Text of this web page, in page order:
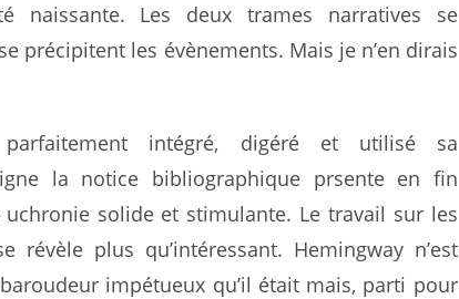
naissante. Les deux trames narratives se
précipitent les évènements. Mais je n’en dirais
intégré, digéré et utilisé sa
la notice bibliographique prsente en fin
uchronie solide et stimulante. Le travail sur les
révèle plus qu’intéressant. Hemingway n’est
impétueux qu’il était mais, parti pour